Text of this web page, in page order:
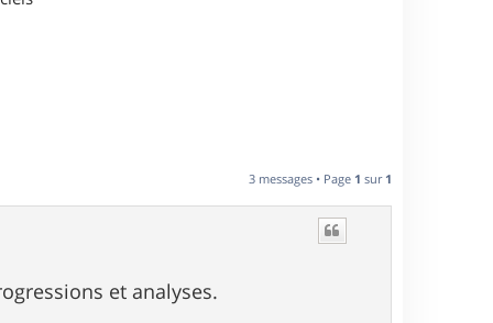
3 messages • Page 1 sur 1
et analyses.